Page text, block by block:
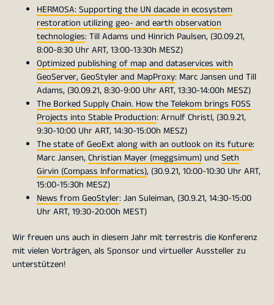
HERMOSA: Supporting the UN dacade in ecosystem
restoration utilizing geo- and earth observation
technologies: Till Adams und Hinrich Paulsen, (30.09.21,
8:00-8:30 Uhr ART, 13:00-13:30h MESZ)
Optimized publishing of map and dataservices with
GeoServer, GeoStyler and MapProxy: Marc Jansen und Till
Adams, (30.09.21, 8:30-9:00 Uhr ART, 13:30-14:00h MESZ)
The Borked Supply Chain. How the Telekom brings FOSS
Projects into Stable Production: Arnulf Christl, (30.9.21,
9:30-10:00 Uhr ART, 14:30-15:00h MESZ)
The state of GeoExt along with an outlook on its future:
Marc Jansen, Christian Mayer (meggsimum)und Seth
Girvin (Compass Informatics), (30.9.21, 10:00-10:30 Uhr ART,
15:00-15:30h MESZ)
News from GeoStyler: Jan Suleiman, (30.9.21, 14:30-15:00
Uhr ART, 19:30-20:00h MEST)
Wir freuen uns auch in diesem Jahr mit terrestris die Konferenz
mit vielen Vorträgen, als Sponsor und virtueller Aussteller zu
unterstützen!